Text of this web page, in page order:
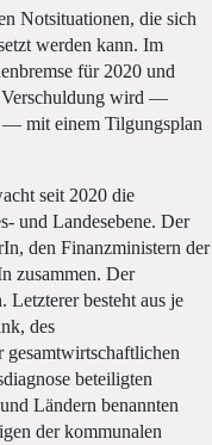
Notsituationen, die sich
werden kann. Im
für 2020 und
Verschuldung wird —
— mit einem Tilgungsplan
seit 2020 die
und Landesebene. Der
den Finanzministern der
zusammen. Der
Letzterer besteht aus je
des
gesamtwirtschaftlichen
beteiligten
Ländern benannten
der kommunalen